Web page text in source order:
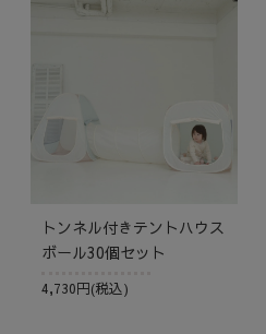
トンネル付きテントハウス
ボール30個セット
4,730円(税込)